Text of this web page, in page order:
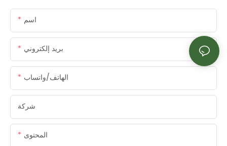
اسم
بريد إلكتروني
الهاتف/واتساب
شركة
المحتوى